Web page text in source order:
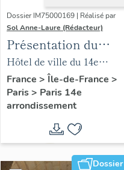
Dossier IM75000169 | Réalisé par
Sol Anne-Laure (Rédacteur)
Présentation du
mobilier de la salle
des mariages
Hôtel de ville du 14e
arrondissement
France > Île-de-France >
Paris> Paris 14e
arrondissement
Dossier